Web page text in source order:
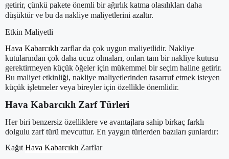
getirir, çünkü pakete önemli bir ağırlık katma olasılıkları daha
düşüktür ve bu da nakliye maliyetlerini azaltır.
Etkin Maliyetli
Hava Kabarcıklı zarflar da çok uygun maliyetlidir. Nakliye
kutularından çok daha ucuz olmaları, onları tam bir nakliye kutusu
gerektirmeyen küçük öğeler için mükemmel bir seçim haline getirir.
Bu maliyet etkinliği, nakliye maliyetlerinden tasarruf etmek isteyen
küçük işletmeler veya bireyler için özellikle önemlidir.
Hava Kabarcıklı Zarf Türleri
Her biri benzersiz özelliklere ve avantajlara sahip birkaç farklı
dolgulu zarf türü mevcuttur. En yaygın türlerden bazıları şunlardır:
Kağıt Hava Kabarcıklı Zarflar